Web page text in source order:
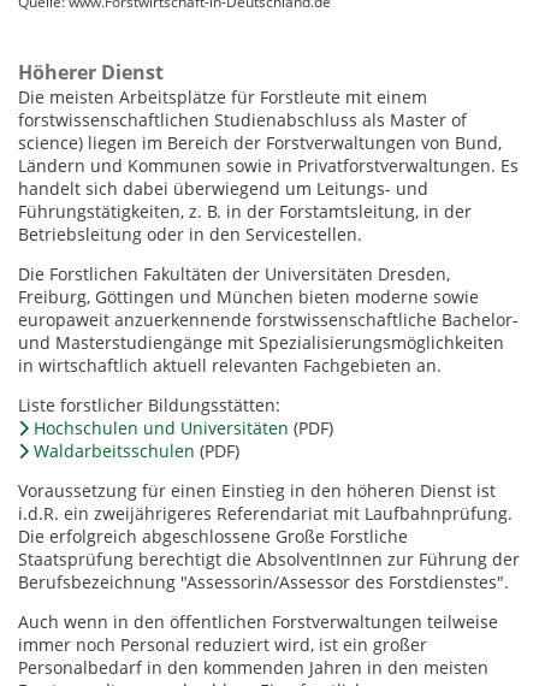
Höherer Dienst
Die meisten Arbeitsplätze für Forstleute mit einem
forstwissenschaftlichen Studienabschluss als Master of
science) liegen im Bereich der Forstverwaltungen von Bund,
Ländern und Kommunen sowie in Privatforstverwaltungen. Es
handelt sich dabei überwiegend um Leitungs- und
Führungstätigkeiten, z. B. in der Forstamtsleitung, in der
Betriebsleitung oder in den Servicestellen.
Die Forstlichen Fakultäten der Universitäten Dresden,
Freiburg, Göttingen und München bieten moderne sowie
europaweit anzuerkennende forstwissenschaftliche Bachelor-
und Masterstudiengänge mit Spezialisierungsmöglichkeiten
in wirtschaftlich aktuell relevanten Fachgebieten an.
Liste forstlicher Bildungsstätten:
Hochschulen und Universitäten (PDF)
Waldarbeitsschulen (PDF)
Voraussetzung für einen Einstieg in den höheren Dienst ist
i.d.R. ein zweijährigeres Referendariat mit Laufbahnprüfung.
Die erfolgreich abgeschlossene Große Forstliche
Staatsprüfung berechtigt die AbsolventInnen zur Führung der
Berufsbezeichnung "Assessorin/Assessor des Forstdienstes".
Auch wenn in den öffentlichen Forstverwaltungen teilweise
immer noch Personal reduziert wird, ist ein großer
Personalbedarf in den kommenden Jahren in den meisten